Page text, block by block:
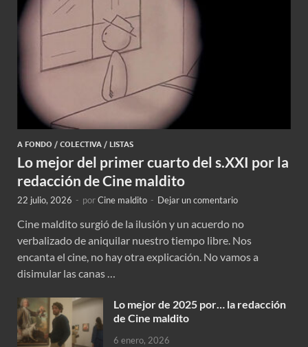
A FONDO / COLECTIVA / LISTAS
Lo mejor del primer cuarto del s.XXI por la
redacción de Cine maldito
22 julio, 2026 - porCine maldito - Dejar un comentario
Cine maldito surgió de la ilusión y un acuerdo no
verbalizado de aniquilar nuestro tiempo libre. Nos
encanta el cine, no hay otra explicación. No vamos a
disimular las canas …
Lo mejor de 2025 por… la redacción
de Cine maldito
6 enero, 2026